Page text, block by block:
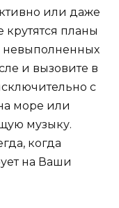
или даже
крутятся планы
и вызовите в
с
море или
музыку.
когда
на Ваши